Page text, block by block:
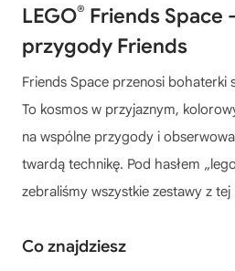
LEGO® Friends Space
przygody Friends
Friends Space przenosi bohaterki
To kosmos w przyjaznym,
na wspólne przygody i
twardą technikę. Pod hasłem
zebraliśmy wszystkie zestawy z tej
Co znajdziesz